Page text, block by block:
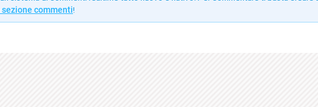
sezione commenti!